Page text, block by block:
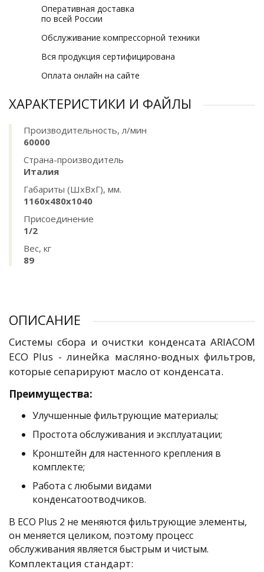
Оперативная доставка
по всей России
Обслуживание компрессорной техники
Вся продукция сертифицирована
Оплата онлайн на сайте
ХАРАКТЕРИСТИКИ И ФАЙЛЫ
Производительность, л/мин
60000
Страна-производитель
Италия
Габариты (ШхВхГ), мм.
1160х480х1040
Присоединение
1/2
Вес, кг
89
ОПИСАНИЕ
Системы сбора и очистки конденсата ARIACOM
ECO Plus - линейка масляно-водных фильтров,
которые сепарируют масло от конденсата.
Преимущества:
Улучшенные фильтрующие материалы;
Простота обслуживания и эксплуатации;
Кронштейн для настенного крепления в
комплекте;
Работа с любыми видами
конденсатоотводчиков.
В ECO Plus 2 не меняются фильтрующие элементы,
он меняется целиком, поэтому процесс
обслуживания является быстрым и чистым.
Комплектация стандарт: